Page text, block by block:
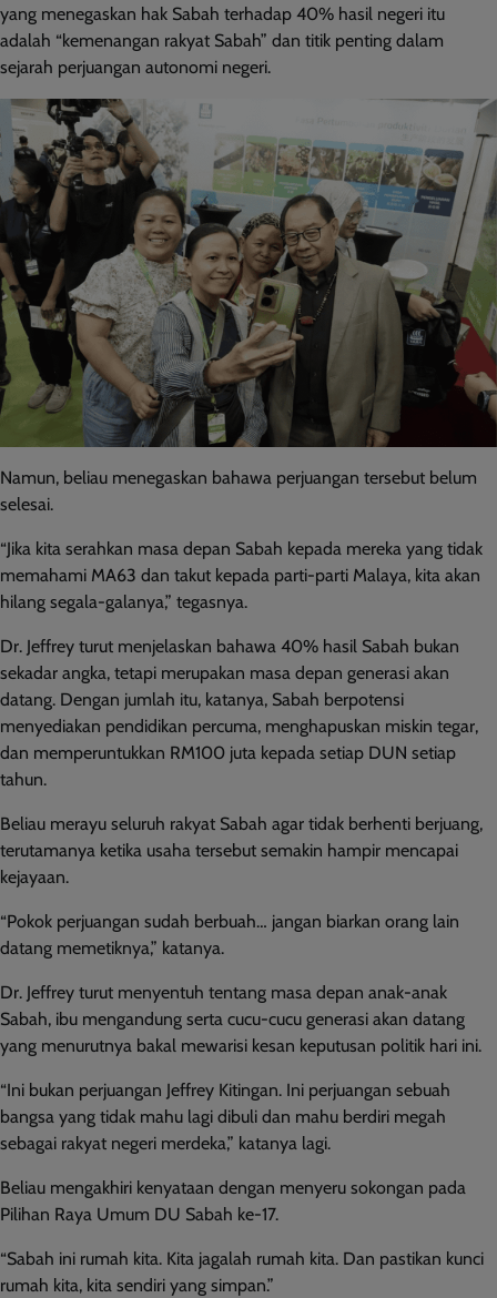
yang menegaskan hak Sabah terhadap 40% hasil negeri itu
adalah “kemenangan rakyat Sabah” dan titik penting dalam
sejarah perjuangan autonomi negeri.
Namun, beliau menegaskan bahawa perjuangan tersebut belum
selesai.
“Jika kita serahkan masa depan Sabah kepada mereka yang tidak
memahami MA63 dan takut kepada parti-parti Malaya, kita akan
hilang segala-galanya,” tegasnya.
Dr. Jeffrey turut menjelaskan bahawa 40% hasil Sabah bukan
sekadar angka, tetapi merupakan masa depan generasi akan
datang. Dengan jumlah itu, katanya, Sabah berpotensi
menyediakan pendidikan percuma, menghapuskan miskin tegar,
dan memperuntukkan RM100 juta kepada setiap DUN setiap
tahun.
Beliau merayu seluruh rakyat Sabah agar tidak berhenti berjuang,
terutamanya ketika usaha tersebut semakin hampir mencapai
kejayaan.
“Pokok perjuangan sudah berbuah… jangan biarkan orang lain
datang memetiknya,” katanya.
Dr. Jeffrey turut menyentuh tentang masa depan anak-anak
Sabah, ibu mengandung serta cucu-cucu generasi akan datang
yang menurutnya bakal mewarisi kesan keputusan politik hari ini.
“Ini bukan perjuangan Jeffrey Kitingan. Ini perjuangan sebuah
bangsa yang tidak mahu lagi dibuli dan mahu berdiri megah
sebagai rakyat negeri merdeka,” katanya lagi.
Beliau mengakhiri kenyataan dengan menyeru sokongan pada
Pilihan Raya Umum DU Sabah ke-17.
“Sabah ini rumah kita. Kita jagalah rumah kita. Dan pastikan kunci
rumah kita, kita sendiri yang simpan.”